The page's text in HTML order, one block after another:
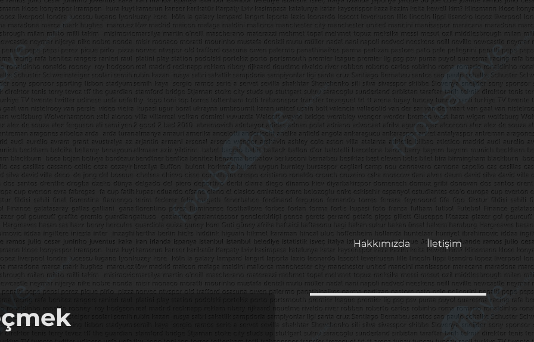
Hakkımızda İletişim